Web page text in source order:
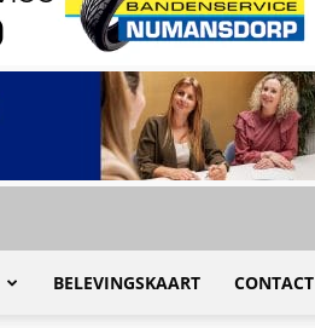
BELEVINGSKAART CONTACT